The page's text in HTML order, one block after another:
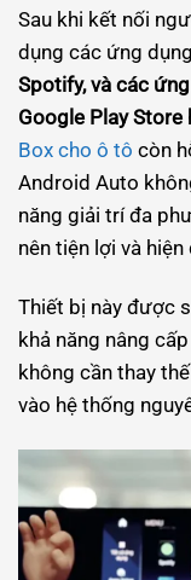
Sau khi kết nối
dụng các ứng
Spotify, và các
Google Play Store
Box cho ô tô còn
Android Auto
năng giải trí đa
nên tiện lợi và hiện
Thiết bị này được
khả năng nâng
không cần thay
vào hệ thống